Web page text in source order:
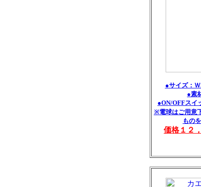
●サイズ：
●素
●ON/OFFスイ
※電球はご用意
もの
価格１２